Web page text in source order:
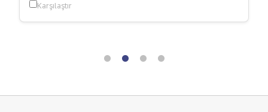
Karşılaştır